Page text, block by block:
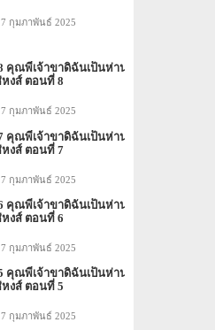
กุมภาพันธ์ 2025
คุณพี่เจ้าขาดิฉันเป็นห่าน
งส์ ตอนที่ 8
กุมภาพันธ์ 2025
คุณพี่เจ้าขาดิฉันเป็นห่าน
งส์ ตอนที่ 7
กุมภาพันธ์ 2025
คุณพี่เจ้าขาดิฉันเป็นห่าน
งส์ ตอนที่ 6
กุมภาพันธ์ 2025
คุณพี่เจ้าขาดิฉันเป็นห่าน
งส์ ตอนที่ 5
กุมภาพันธ์ 2025